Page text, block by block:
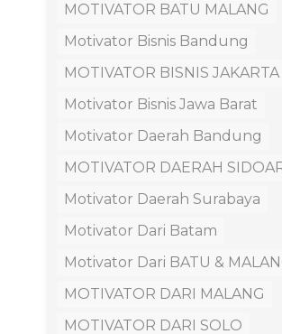
MOTIVATOR BATU MALANG
Motivator Bisnis Bandung
MOTIVATOR BISNIS JAKARTA
Motivator Bisnis Jawa Barat
Motivator Daerah Bandung
MOTIVATOR DAERAH
Motivator Daerah Surabaya
Motivator Dari Batam
Motivator Dari BATU &
MOTIVATOR DARI MALANG
MOTIVATOR DARI SOLO